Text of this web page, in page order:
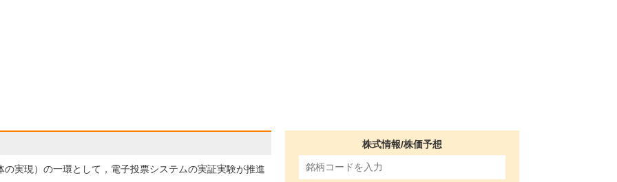
実現）の一環として，電子投票システムの実証実験が推進
株式情報/株価予想